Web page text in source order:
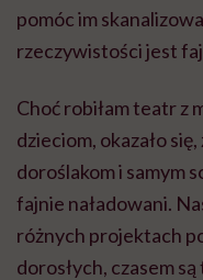
pomóc im
rzeczywistości jest
Choć robiłam teatr z
dzieciom, okazało
doroślakom i samym
fajnie naładowani.
różnych projektach
dorosłych, czasem